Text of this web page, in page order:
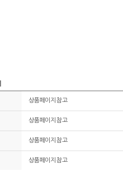
상품페이지 참고
상품페이지 참고
상품페이지 참고
상품페이지 참고